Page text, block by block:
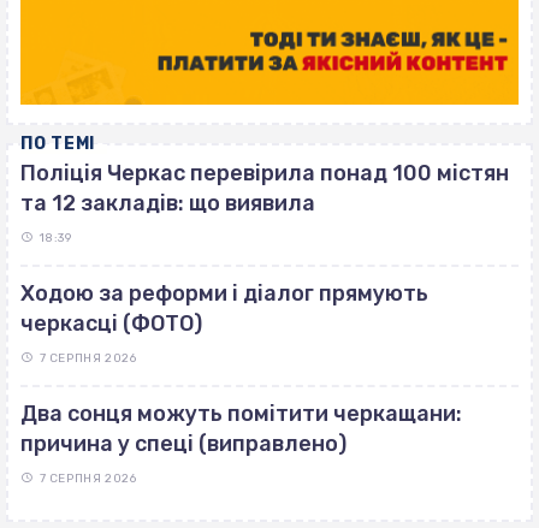
ПО ТЕМІ
Поліція Черкас перевірила понад 100 містян
та 12 закладів: що виявила
18:39
Ходою за реформи і діалог прямують
черкасці (ФОТО)
7 СЕРПНЯ 2026
Два сонця можуть помітити черкащани:
причина у спеці (виправлено)
7 СЕРПНЯ 2026